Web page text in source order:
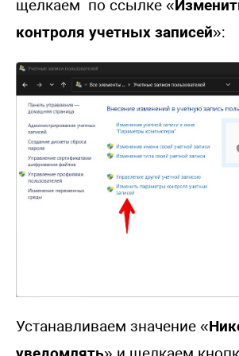
щелкаем по ссылке «
контроля учетных записей»:
Устанавливаем значение «